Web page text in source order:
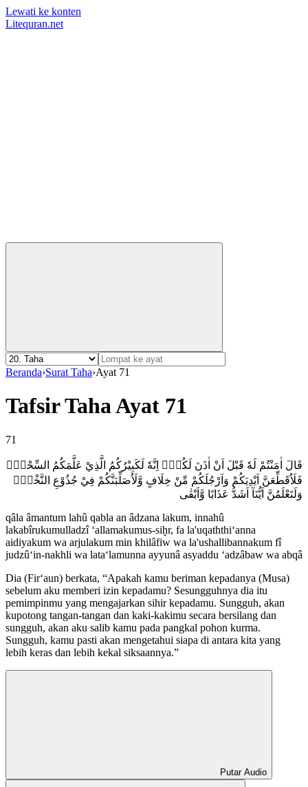
Lewati ke konten
Litequran.net
Beranda›Surat Taha›Ayat 71
Tafsir Taha Ayat 71
71
قَالَ اٰمَنْتُمْ لَهٗ قَبْلَ اَنْ اٰذَنَ لَكُمْۗ اِنَّهٗ لَكَبِيْرُكُمُ الَّذِيْ عَلَّمَكُمُ السِّحْرَۚ
فَلَاُقَطِّعَنَّ اَيْدِيَكُمْ وَاَرْجُلَكُمْ مِّنْ خِلَافٍ وَّلَاُصَلِّبَنَّكُمْ فِيْ جُذُوْعِ النَّخْلِۖ
وَلَتَعْلَمُنَّ اَيُّنَآ اَشَدُّ عَذَابًا وَّاَبْقٰى
qâla âmantum lahû qabla an âdzana lakum, innahû
lakabîrukumulladzî ‘allamakumus-siḫr, fa la'uqaththi‘anna
aidiyakum wa arjulakum min khilâfiw wa la'ushallibannakum fî
judzû‘in-nakhli wa lata‘lamunna ayyunâ asyaddu ‘adzâbaw wa abqâ
Dia (Fir‘aun) berkata, “Apakah kamu beriman kepadanya (Musa)
sebelum aku memberi izin kepadamu? Sesungguhnya dia itu
pemimpinmu yang mengajarkan sihir kepadamu. Sungguh, akan
kupotong tangan-tangan dan kaki-kakimu secara bersilang dan
sungguh, akan aku salib kamu pada pangkal pohon kurma.
Sungguh, kamu pasti akan mengetahui siapa di antara kita yang
lebih keras dan lebih kekal siksaannya.”
Putar Audio